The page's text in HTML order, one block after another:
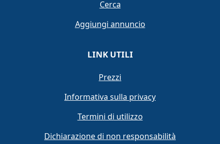
Cerca
Aggiungi annuncio
LINK UTILI
Prezzi
Informativa sulla privacy
Termini di utilizzo
Dichiarazione di non responsabilità